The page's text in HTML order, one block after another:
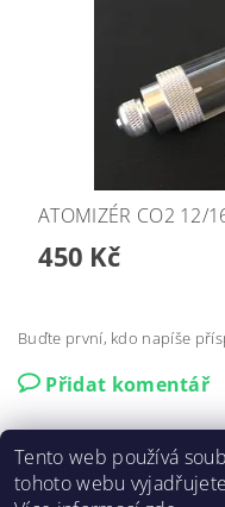
ATOMIZÉR CO2 12/
450 Kč
Buďte první, kdo napíše
Přidat komentář
Tento web používá
tohoto webu